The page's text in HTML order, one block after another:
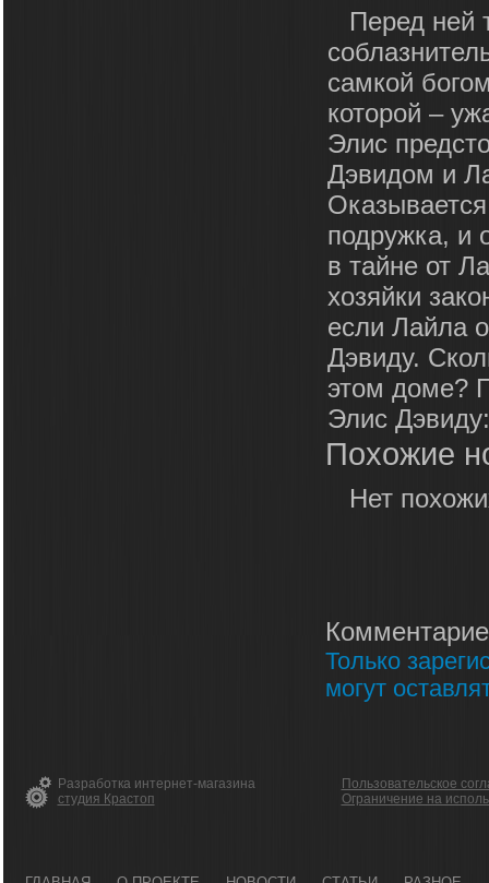
Перед ней
самкой
которой –
Элис
Дэвидом и
подружка, и
в тайне от
хозяйки
если Лайла
Дэвиду.
этом доме?
Элис
Похожие
Нет
Только
могут
Разработка интернет-магазина
студия Крастоп
Пользовательское
Ограничение на